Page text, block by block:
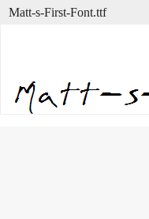
Matt-s-First-Font.ttf